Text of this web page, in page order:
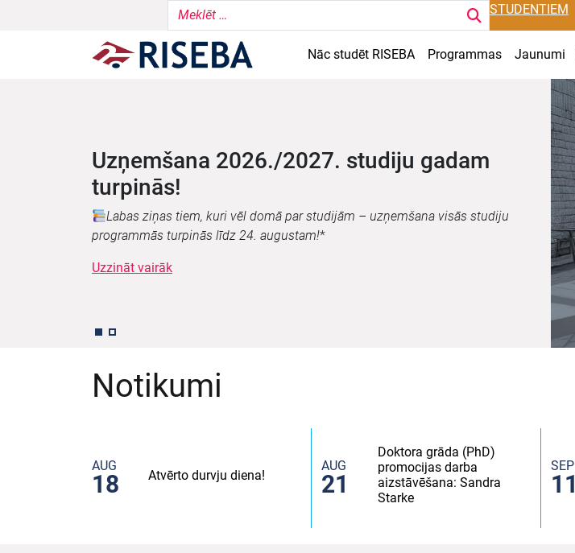
STUDENTIEM
Nāc studēt RISEBA Programmas Jaunumi
Informācija par rīcību ārkārtas situācijās
RISEBA aktualizē informāciju par rīcību ārkārtas situācijās, balstoties uz
atbildīgo valsts un pašvaldības institūciju rekomendācijām.
Notikumi
AUG
18 Atvērto durvju diena!
AUG
21
Doktora grāda (PhD)
promocijas darba
aizstāvēšana: Sandra
Starke
SEP
11